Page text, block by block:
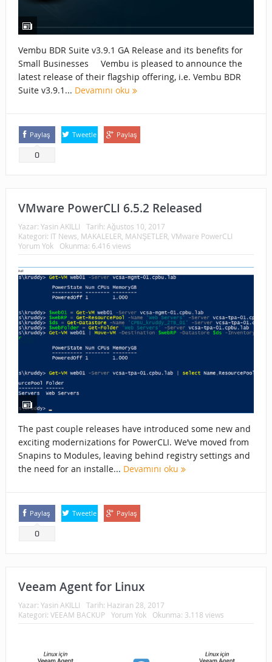
Vembu BDR Suite v3.9.1 GA Release and its benefits for
Small Businesses Vembu is pleased to announce the
latest release of their flagship offering, i.e. Vembu BDR
Suite v3.9.1... Devamını oku
Paylaş
0
Tweetle Paylaş
VMware PowerCLI 6.5.2 Released
Yazar: Yasin AKILLI Tarih: Ağustos 10, 2017
Kategori: IT News MAKALELER, MANŞETLER, VMware PowerCLI
Yorum Yok
Okunma: 6.416 views
The past couple releases have introduced some new and
exciting modernizations for PowerCLI. We’ve moved from
Snapins to Modules, leaving behind registry settings and
the need for an installe... Devamını oku
Paylaş
0
Tweetle Paylaş
Veeam Agent for Linux
Yazar: Yasin AKILLI Tarih: Haziran 28, 2017
Kategori: VEEAM BACKUP Yorum Yok Okunma: 3.118 views